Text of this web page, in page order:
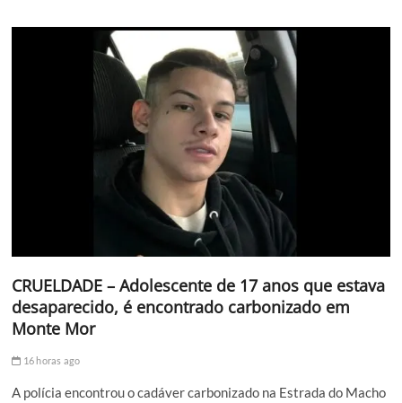
CRUELDADE – Adolescente de 17 anos que estava
desaparecido, é encontrado carbonizado em
Monte Mor
16 horas ago
A polícia encontrou o cadáver carbonizado na Estrada do Macho